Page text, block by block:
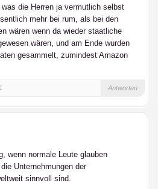
die Herren ja vermutlich selbst
mehr bei rum, als bei den
wären wenn da wieder staatliche
wären, und am Ende wurden
gesammelt, zumindest Amazon
Antworten
wenn normale Leute glauben
Unternehmungen der
sinnvoll sind.